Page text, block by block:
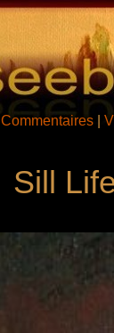
Commentaires
Sill